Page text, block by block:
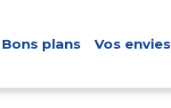
Bons plans Vos envies